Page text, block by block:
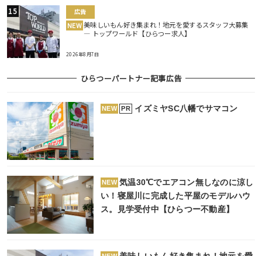
広告
NEW 美味しいもん好き集まれ！地元を愛するスタッフ大募集
― トップワールド【ひらつー求人】
2026年8月7日
ひらつーパートナー記事広告
NEW PR イズミヤSC八幡でサマコン
NEW 気温30℃でエアコン無しなのに涼し
い！寝屋川に完成した平屋のモデルハウ
ス。見学受付中【ひらつー不動産】